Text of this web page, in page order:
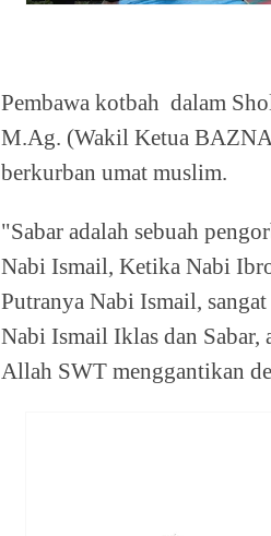
Pembawa kotbah dalam
M.Ag. (Wakil Ketua
berkurban umat muslim.
"Sabar adalah sebuah
Nabi Ismail, Ketika Nabi
Putranya Nabi Ismail,
Nabi Ismail Iklas dan Sabar,
Allah SWT menggantikan